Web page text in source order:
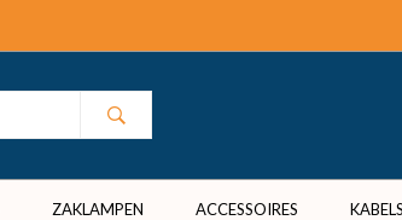
ZAKLAMPEN ACCESSOIRES